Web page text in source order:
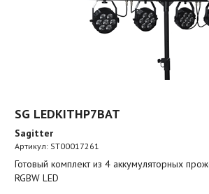
SG LEDKITHP7BAT
Sagitter
Артикул: ST00017261
Готовый комплект из 4 аккумуляторных
RGBW LED